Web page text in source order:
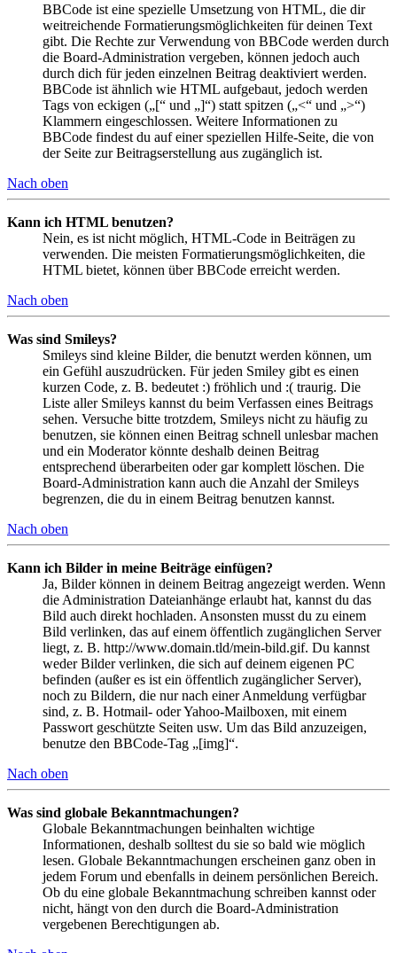
BBCode ist eine spezielle Umsetzung von HTML, die dir
weitreichende Formatierungsmöglichkeiten für deinen Text
gibt. Die Rechte zur Verwendung von BBCode werden durch
die Board-Administration vergeben, können jedoch auch
durch dich für jeden einzelnen Beitrag deaktiviert werden.
BBCode ist ähnlich wie HTML aufgebaut, jedoch werden
Tags von eckigen („[“ und „]“) statt spitzen („<“ und „>“)
Klammern eingeschlossen. Weitere Informationen zu
BBCode findest du auf einer speziellen Hilfe-Seite, die von
der Seite zur Beitragserstellung aus zugänglich ist.
Nach oben
Kann ich HTML benutzen?
Nein, es ist nicht möglich, HTML-Code in Beiträgen zu
verwenden. Die meisten Formatierungsmöglichkeiten, die
HTML bietet, können über BBCode erreicht werden.
Nach oben
Was sind Smileys?
Smileys sind kleine Bilder, die benutzt werden können, um
ein Gefühl auszudrücken. Für jeden Smiley gibt es einen
kurzen Code, z. B. bedeutet :) fröhlich und :( traurig. Die
Liste aller Smileys kannst du beim Verfassen eines Beitrags
sehen. Versuche bitte trotzdem, Smileys nicht zu häufig zu
benutzen, sie können einen Beitrag schnell unlesbar machen
und ein Moderator könnte deshalb deinen Beitrag
entsprechend überarbeiten oder gar komplett löschen. Die
Board-Administration kann auch die Anzahl der Smileys
begrenzen, die du in einem Beitrag benutzen kannst.
Nach oben
Kann ich Bilder in meine Beiträge einfügen?
Ja, Bilder können in deinem Beitrag angezeigt werden. Wenn
die Administration Dateianhänge erlaubt hat, kannst du das
Bild auch direkt hochladen. Ansonsten musst du zu einem
Bild verlinken, das auf einem öffentlich zugänglichen Server
liegt, z. B. http://www.domain.tld/mein-bild.gif. Du kannst
weder Bilder verlinken, die sich auf deinem eigenen PC
befinden (außer es ist ein öffentlich zugänglicher Server),
noch zu Bildern, die nur nach einer Anmeldung verfügbar
sind, z. B. Hotmail- oder Yahoo-Mailboxen, mit einem
Passwort geschützte Seiten usw. Um das Bild anzuzeigen,
benutze den BBCode-Tag „[img]“.
Nach oben
Was sind globale Bekanntmachungen?
Globale Bekanntmachungen beinhalten wichtige
Informationen, deshalb solltest du sie so bald wie möglich
lesen. Globale Bekanntmachungen erscheinen ganz oben in
jedem Forum und ebenfalls in deinem persönlichen Bereich.
Ob du eine globale Bekanntmachung schreiben kannst oder
nicht, hängt von den durch die Board-Administration
vergebenen Berechtigungen ab.